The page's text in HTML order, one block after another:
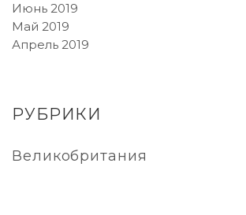
Июнь 2019
Май 2019
Апрель 2019
РУБРИКИ
Великобритания